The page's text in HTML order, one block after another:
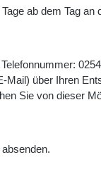
ab dem Tag an
Mail) über Ihren
Sie von dieser